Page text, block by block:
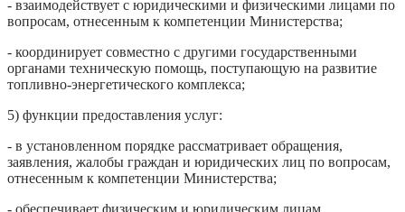
- взаимодействует с юридическими и физическими лицами по
вопросам, отнесенным к компетенции Министерства;
- координирует совместно с другими государственными
органами техническую помощь, поступающую на развитие
топливно-энергетического комплекса;
5) функции предоставления услуг:
- в установленном порядке рассматривает обращения,
заявления, жалобы граждан и юридических лиц по вопросам,
отнесенным к компетенции Министерства;